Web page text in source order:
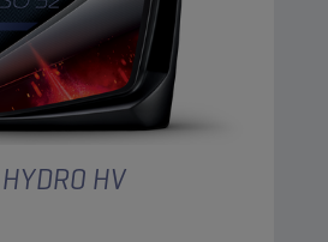
HYDRO HV